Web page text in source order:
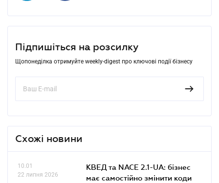
Підпишіться на розсилку
Щопонеділка отримуйте weekly-digest про ключові події бізнесу
Схожі новини
10.01
22 липня 2026
КВЕД та NACE 2.1-UA: бізнес
має самостійно змінити коди